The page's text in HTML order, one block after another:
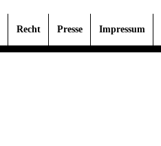
Recht Presse Impressum